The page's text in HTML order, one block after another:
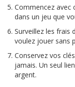
Commencez avec
dans un jeu que
Surveillez les frais
voulez jouer sans
Conservez vos
jamais. Un seul
argent.